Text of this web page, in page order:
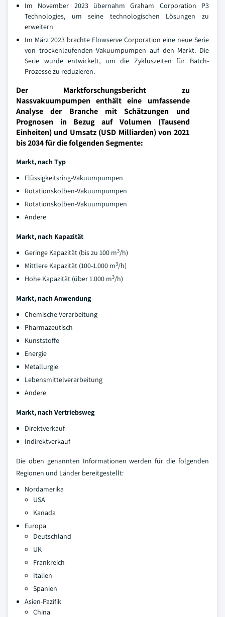
Im November 2023 übernahm Graham Corporation P3
Technologies, um seine technologischen Lösungen zu
erweitern
Im März 2023 brachte Flowserve Corporation eine neue Serie
von trockenlaufenden Vakuumpumpen auf den Markt. Die
Serie wurde entwickelt, um die Zykluszeiten für Batch-
Prozesse zu reduzieren.
Der Marktforschungsbericht zu
Nassvakuumpumpen enthält eine umfassende
Analyse der Branche mit Schätzungen und
Prognosen in Bezug auf Volumen (Tausend
Einheiten) und Umsatz (USD Milliarden) von 2021
bis 2034 für die folgenden Segmente:
Markt, nach Typ
Flüssigkeitsring-Vakuumpumpen
Rotationskolben-Vakuumpumpen
Rotationskolben-Vakuumpumpen
Andere
Markt, nach Kapazität
Geringe Kapazität (bis zu 100 m3/h)
Mittlere Kapazität (100-1.000 m3/h)
Hohe Kapazität (über 1.000 m3/h)
Markt, nach Anwendung
Chemische Verarbeitung
Pharmazeutisch
Kunststoffe
Energie
Metallurgie
Lebensmittelverarbeitung
Andere
Markt, nach Vertriebsweg
Direktverkauf
Indirektverkauf
Die oben genannten Informationen werden für die folgenden
Regionen und Länder bereitgestellt:
Nordamerika
USA
Kanada
Europa
Deutschland
UK
Frankreich
Italien
Spanien
Asien-Pazifik
China